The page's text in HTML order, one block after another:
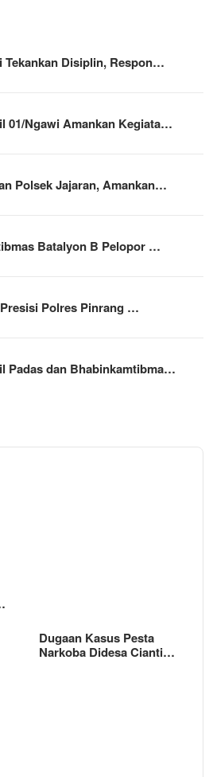
Tekankan Disiplin, Respon…
01/Ngawi Amankan Kegiata…
Polsek Jajaran, Amankan…
Batalyon B Pelopor …
Polres Pinrang …
Padas dan Bhabinkamtibma…
Dugaan Kasus Pesta
Narkoba Didesa Cianti…